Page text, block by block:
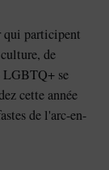
qui participent
de
LGBTQ+ se
cette année
de l'arc-en-